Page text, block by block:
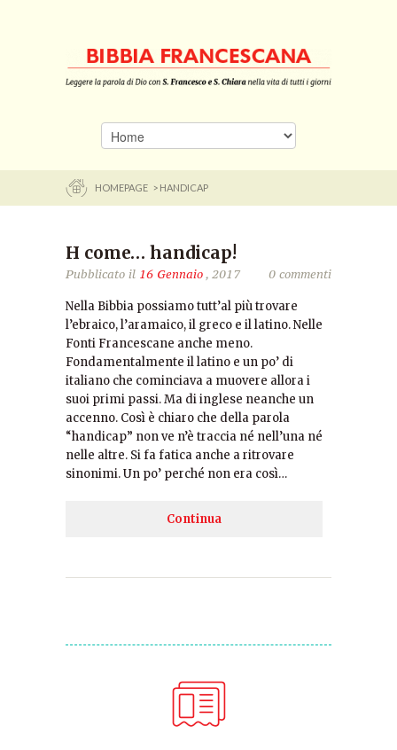
HOMEPAGE > HANDICAP
H come… handicap!
Pubblicato il 16 Gennaio, 2017 0 commenti
Nella Bibbia possiamo tutt’al più trovare
l’ebraico, l’aramaico, il greco e il latino. Nelle
Fonti Francescane anche meno.
Fondamentalmente il latino e un po’ di
italiano che cominciava a muovere allora i
suoi primi passi. Ma di inglese neanche un
accenno. Così è chiaro che della parola
“handicap” non ve n’è traccia né nell’una né
nelle altre. Si fa fatica anche a ritrovare
sinonimi. Un po’ perché non era così…
Continua